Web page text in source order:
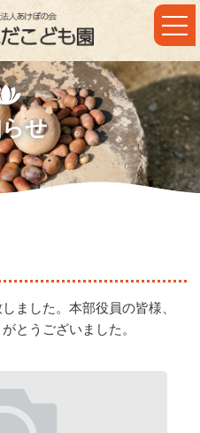
せ
ました。本部役員の皆様、
とうございました。